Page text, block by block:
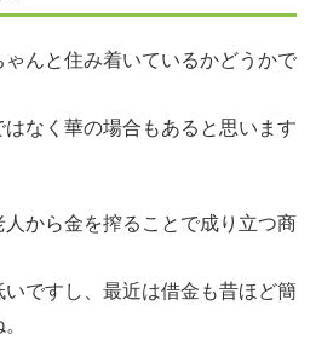
んと住み着いているかどうかで
なく華の場合もあると思います
から金を搾ることで成り立つ商
ですし、最近は借金も昔ほど簡